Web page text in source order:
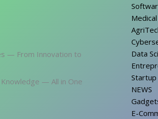
— From Innovation to
— All in One
Data
Startup
NEWS
E-